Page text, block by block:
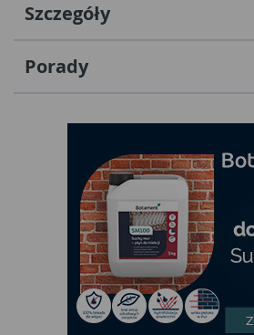
Szczegóły
Porady